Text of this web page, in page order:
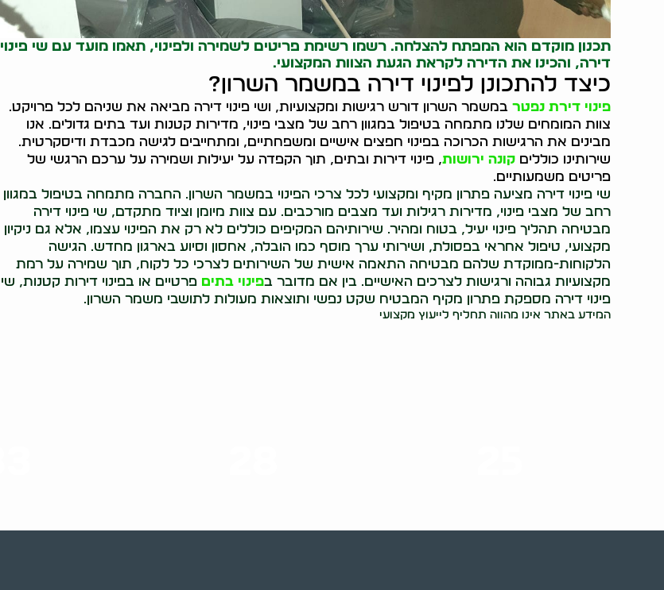
תכנון מוקדם הוא המפתח להצלחה. רשמו רשימת פריטים לשמירה ולפינוי, תאמו מועד עם שי פינוי
דירה, והכינו את הדירה לקראת הגעת הצוות המקצועי.
כיצד להתכונן לפינוי דירה במשמר השרון?
פינוי דירת נפטר במשמר השרון דורש רגישות ומקצועיות, ושי פינוי דירה מביאה את שניהם לכל פרויקט.
צוות המומחים שלנו מתמחה בטיפול במגוון רחב של מצבי פינוי, מדירות קטנות ועד בתים גדולים. אנו
מבינים את הרגישות הכרוכה בפינוי חפצים אישיים ומשפחתיים, ומתחייבים לגישה מכבדת ודיסקרטית.
שירותינו כולליםקונה ירושות, פינוי דירות ובתים, תוך הקפדה על יעילות ושמירה על ערכם הרגשי של
פריטים משמעותיים.
שי פינוי דירה מציעה פתרון מקיף ומקצועי לכל צרכי הפינוי במשמר השרון. החברה מתמחה בטיפול במגוון
רחב של מצבי פינוי, מדירות רגילות ועד מצבים מורכבים. עם צוות מיומן וציוד מתקדם, שי פינוי דירה
מבטיחה תהליך פינוי יעיל, בטוח ומהיר. שירותיהם המקיפים כוללים לא רק את הפינוי עצמו, אלא גם ניקיון
מקצועי, טיפול אחראי בפסולת, ושירותי ערך מוסף כמו הובלה, אחסון וסיוע בארגון מחדש. הגישה
הלקוחות-ממוקדת שלהם מבטיחה התאמה אישית של השירותים לצרכי כל לקוח, תוך שמירה על רמת
מקצועיות גבוהה ורגישות לצרכים האישיים. בין אם מדובר בפינוי בתים פרטיים או בפינוי דירות קטנות, שי
פינוי דירה מספקת פתרון מקיף המבטיח שקט נפשי ותוצאות מעולות לתושבי משמר השרון.
המידע באתר אינו מהווה תחליף לייעוץ מקצועי